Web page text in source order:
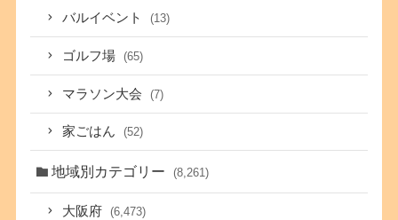
バルイベント (13)
ゴルフ場 (65)
マラソン大会 (7)
家ごはん (52)
地域別カテゴリー (8,261)
大阪府 (6,473)